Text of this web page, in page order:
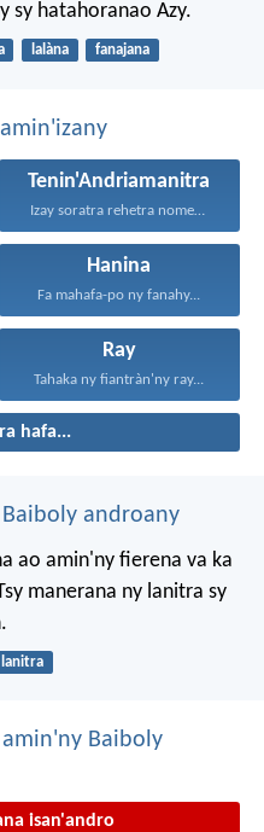
sy hatahoranao Azy.
lalàna fanajana
Tenin'Andriamanitra
Izay soratra rehetra nomen'ny...
Hanina
Fa mahafa-po ny fanahy...
Ray
Tahaka ny fiantràn'ny ray...
hafa...
androany
ao amin'ny fierena va ka
manerana ny lanitra sy
lanitra
Baiboly
isan'andro